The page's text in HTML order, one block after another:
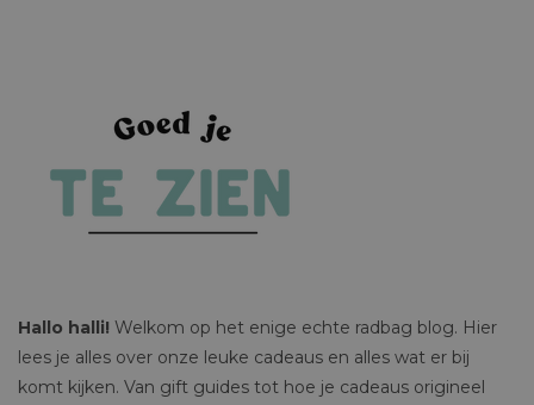
Hallo halli! Welkom op het enige echte radbag blog. Hier
lees je alles over onze leuke cadeaus en alles wat er bij
komt kijken. Van gift guides tot hoe je cadeaus origineel